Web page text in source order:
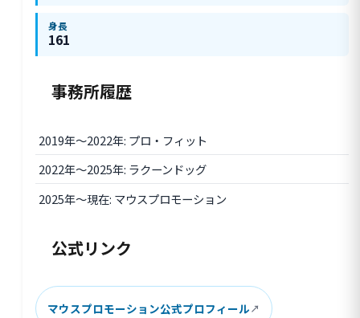
身長
161
事務所履歴
2019年〜2022年: プロ・フィット
2022年〜2025年: ラクーンドッグ
2025年〜現在: マウスプロモーション
公式リンク
マウスプロモーション公式プロフィール